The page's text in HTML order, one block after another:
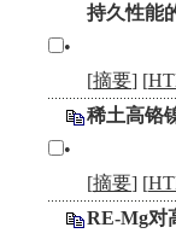
持久性能
•
[摘要] [
稀土高铬
•
[摘要] [
RE-Mg对